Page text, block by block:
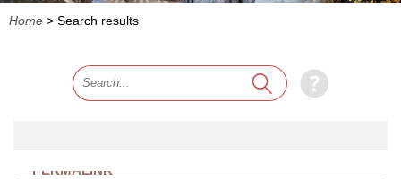
Home > Search results
PERMALINK